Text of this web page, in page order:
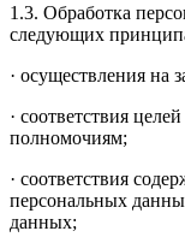
1.3. Обработка
следующих
· осуществления на
· соответствия
полномочиям;
· соответствия
персональных
данных;